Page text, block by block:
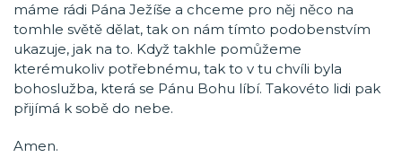
máme rádi Pána Ježíše a chceme pro něj něco na
tomhle světě dělat, tak on nám tímto podobenstvím
ukazuje, jak na to. Když takhle pomůžeme
kterémukoliv potřebnému, tak to v tu chvíli byla
bohoslužba, která se Pánu Bohu líbí. Takovéto lidi pak
přijímá k sobě do nebe.
Amen.